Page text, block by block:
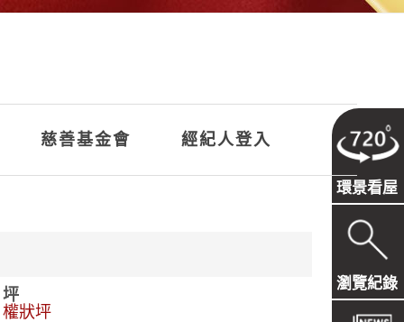
慈善基金會 經紀人登入
環景看屋
瀏覽紀錄
坪
權狀坪